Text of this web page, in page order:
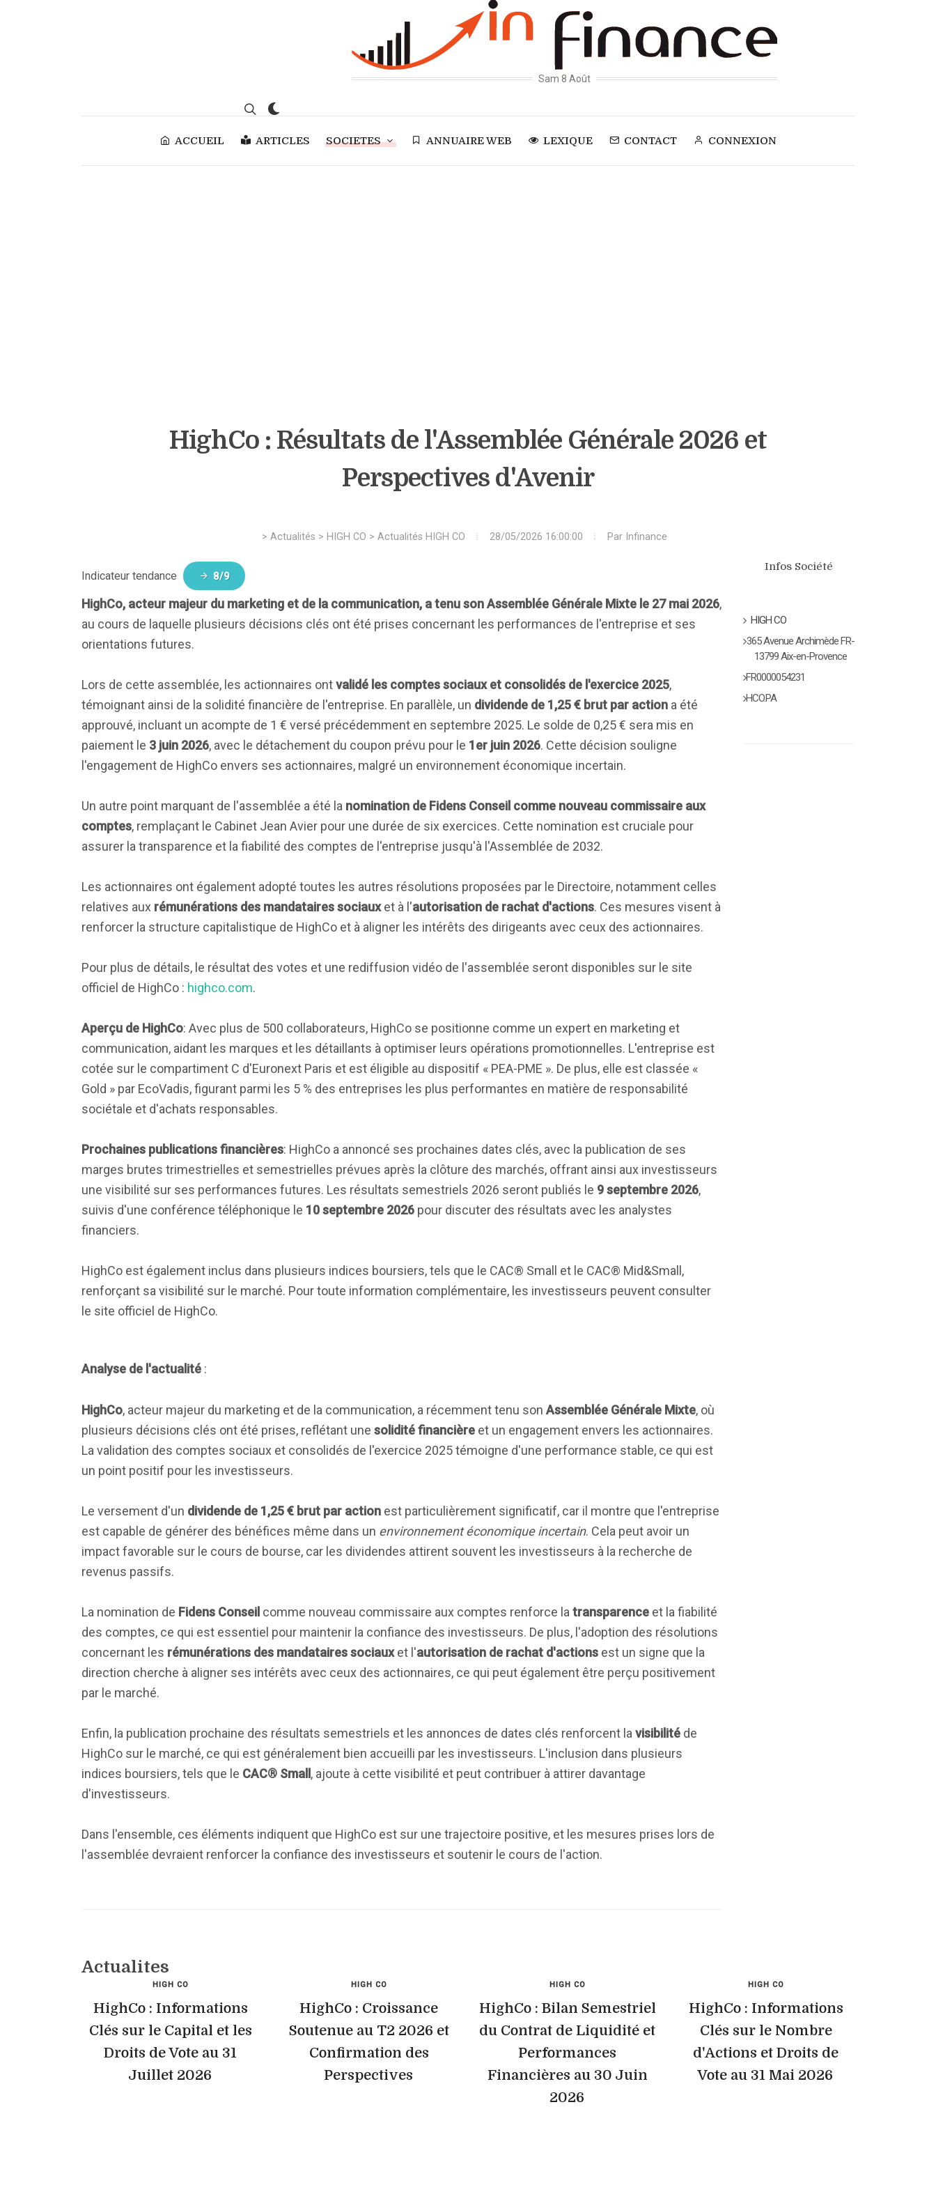
Sam 8 Août
ACCUEIL ARTICLES SOCIETES ANNUAIRE WEB LEXIQUE CONTACT CONNEXION
HighCo : Résultats de l'Assemblée Générale 2026 et
Perspectives d'Avenir
> Actualités > HIGH CO > Actualités HIGH CO 28/05/2026 16:00:00 Par Infinance
Indicateur tendance 8/9
HighCo, acteur majeur du marketing et de la communication, a tenu son Assemblée Générale Mixte le 27 mai 2026,
au cours de laquelle plusieurs décisions clés ont été prises concernant les performances de l'entreprise et ses
orientations futures.
Lors de cette assemblée, les actionnaires ontvalidé les comptes sociaux et consolidés de l'exercice 2025,
témoignant ainsi de la solidité financière de l'entreprise. En parallèle, un dividende de 1,25 € brut par action a été
approuvé, incluant un acompte de 1 € versé précédemment en septembre 2025. Le solde de 0,25 € sera mis en
paiement le 3 juin 2026, avec le détachement du coupon prévu pour le 1er juin 2026. Cette décision souligne
l'engagement de HighCo envers ses actionnaires, malgré un environnement économique incertain.
Un autre point marquant de l'assemblée a été la nomination de Fidens Conseil comme nouveau commissaire aux
comptes, remplaçant le Cabinet Jean Avier pour une durée de six exercices. Cette nomination est cruciale pour
assurer la transparence et la fiabilité des comptes de l'entreprise jusqu'à l'Assemblée de 2032.
Les actionnaires ont également adopté toutes les autres résolutions proposées par le Directoire, notamment celles
relatives aux rémunérations des mandataires sociauxet à l'autorisation de rachat d'actions. Ces mesures visent à
renforcer la structure capitalistique de HighCo et à aligner les intérêts des dirigeants avec ceux des actionnaires.
Pour plus de détails, le résultat des votes et une rediffusion vidéo de l'assemblée seront disponibles sur le site
officiel de HighCo : highco.com.
Aperçu de HighCo: Avec plus de 500 collaborateurs, HighCo se positionne comme un expert en marketing et
communication, aidant les marques et les détaillants à optimiser leurs opérations promotionnelles. L'entreprise est
cotée sur le compartiment C d'Euronext Paris et est éligible au dispositif « PEA-PME ». De plus, elle est classée «
Gold » par EcoVadis, figurant parmi les 5 % des entreprises les plus performantes en matière de responsabilité
sociétale et d'achats responsables.
Prochaines publications financières: HighCo a annoncé ses prochaines dates clés, avec la publication de ses
marges brutes trimestrielles et semestrielles prévues après la clôture des marchés, offrant ainsi aux investisseurs
une visibilité sur ses performances futures. Les résultats semestriels 2026 seront publiés le 9 septembre 2026,
suivis d'une conférence téléphonique le 10 septembre 2026 pour discuter des résultats avec les analystes
financiers.
HighCo est également inclus dans plusieurs indices boursiers, tels que le CAC® Small et le CAC® Mid&Small,
renforçant sa visibilité sur le marché. Pour toute information complémentaire, les investisseurs peuvent consulter
le site officiel de HighCo.
Analyse de l'actualité :
HighCo, acteur majeur du marketing et de la communication, a récemment tenu son Assemblée Générale Mixte, où
plusieurs décisions clés ont été prises, reflétant une solidité financière et un engagement envers les actionnaires.
La validation des comptes sociaux et consolidés de l'exercice 2025 témoigne d'une performance stable, ce qui est
un point positif pour les investisseurs.
Le versement d'un dividende de 1,25 € brut par action est particulièrement significatif, car il montre que l'entreprise
est capable de générer des bénéfices même dans un environnement économique incertain. Cela peut avoir un
impact favorable sur le cours de bourse, car les dividendes attirent souvent les investisseurs à la recherche de
revenus passifs.
La nomination de Fidens Conseil comme nouveau commissaire aux comptes renforce la transparence et la fiabilité
des comptes, ce qui est essentiel pour maintenir la confiance des investisseurs. De plus, l'adoption des résolutions
concernant les rémunérations des mandataires sociauxet l'autorisation de rachat d'actions est un signe que la
direction cherche à aligner ses intérêts avec ceux des actionnaires, ce qui peut également être perçu positivement
par le marché.
Enfin, la publication prochaine des résultats semestriels et les annonces de dates clés renforcent la visibilité de
HighCo sur le marché, ce qui est généralement bien accueilli par les investisseurs. L'inclusion dans plusieurs
indices boursiers, tels que le CAC® Small , ajoute à cette visibilité et peut contribuer à attirer davantage
d'investisseurs.
Dans l'ensemble, ces éléments indiquent que HighCo est sur une trajectoire positive, et les mesures prises lors de
l'assemblée devraient renforcer la confiance des investisseurs et soutenir le cours de l'action.
Infos Société
HIGH CO
365 Avenue Archimède FR-
13799 Aix-en-Provence
FR0000054231
HCO.PA
Actualites
HIGH CO
HighCo : Informations
Clés sur le Capital et les
Droits de Vote au 31
Juillet 2026
HIGH CO
HighCo : Croissance
Soutenue au T2 2026 et
Confirmation des
Perspectives
HIGH CO
HighCo : Bilan Semestriel
du Contrat de Liquidité et
Performances
Financières au 30 Juin
2026
HIGH CO
HighCo : Informations
Clés sur le Nombre
d'Actions et Droits de
Vote au 31 Mai 2026